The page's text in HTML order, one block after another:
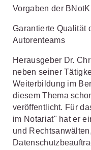
Vorgaben der
Garantierte Qualität
Autorenteams
Herausgeber Dr.
neben seiner
Weiterbildung im
diesem Thema
veröffentlicht. Für
im Notariat" hat er
und